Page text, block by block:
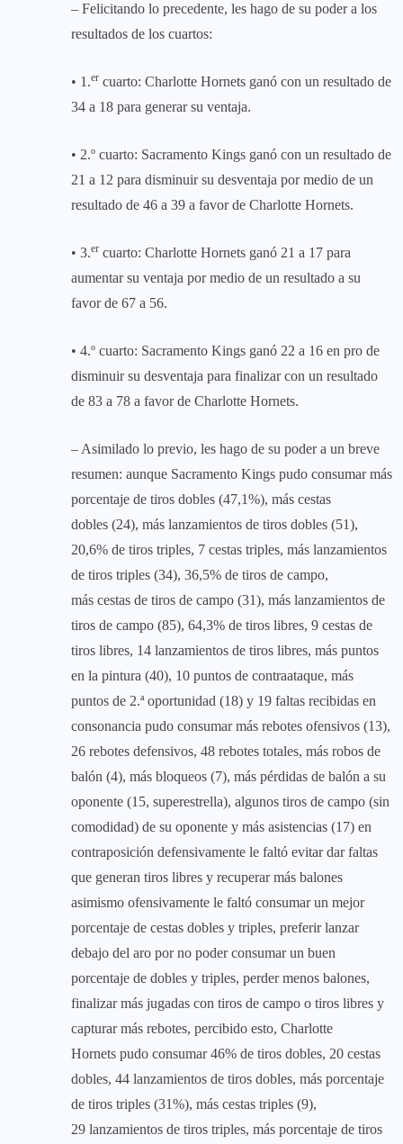
– Felicitando lo precedente, les hago de su poder a los
resultados de los cuartos:
• 1.er cuarto: Charlotte Hornets ganó con un resultado de
34 a 18 para generar su ventaja.
• 2.º cuarto: Sacramento Kings ganó con un resultado de
21 a 12 para disminuir su desventaja por medio de un
resultado de 46 a 39 a favor de Charlotte Hornets.
• 3.er cuarto: Charlotte Hornets ganó 21 a 17 para
aumentar su ventaja por medio de un resultado a su
favor de 67 a 56.
• 4.º cuarto: Sacramento Kings ganó 22 a 16 en pro de
disminuir su desventaja para finalizar con un resultado
de 83 a 78 a favor de Charlotte Hornets.
– Asimilado lo previo, les hago de su poder a un breve
resumen: aunque Sacramento Kings pudo consumar más
porcentaje de tiros dobles (47,1%), más cestas
dobles (24), más lanzamientos de tiros dobles (51),
20,6% de tiros triples, 7 cestas triples, más lanzamientos
de tiros triples (34), 36,5% de tiros de campo,
más cestas de tiros de campo (31), más lanzamientos de
tiros de campo (85), 64,3% de tiros libres, 9 cestas de
tiros libres, 14 lanzamientos de tiros libres, más puntos
en la pintura (40), 10 puntos de contraataque, más
puntos de 2.ª oportunidad (18) y 19 faltas recibidas en
consonancia pudo consumar más rebotes ofensivos (13),
26 rebotes defensivos, 48 rebotes totales, más robos de
balón (4), más bloqueos (7), más pérdidas de balón a su
oponente (15, superestrella), algunos tiros de campo (sin
comodidad) de su oponente y más asistencias (17) en
contraposición defensivamente le faltó evitar dar faltas
que generan tiros libres y recuperar más balones
asimismo ofensivamente le faltó consumar un mejor
porcentaje de cestas dobles y triples, preferir lanzar
debajo del aro por no poder consumar un buen
porcentaje de dobles y triples, perder menos balones,
finalizar más jugadas con tiros de campo o tiros libres y
capturar más rebotes, percibido esto, Charlotte
Hornets pudo consumar 46% de tiros dobles, 20 cestas
dobles, 44 lanzamientos de tiros dobles, más porcentaje
de tiros triples (31%), más cestas triples (9),
29 lanzamientos de tiros triples, más porcentaje de tiros